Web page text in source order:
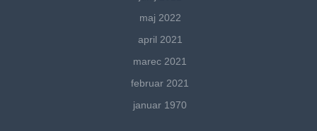
maj 2022
april 2021
marec 2021
februar 2021
januar 1970